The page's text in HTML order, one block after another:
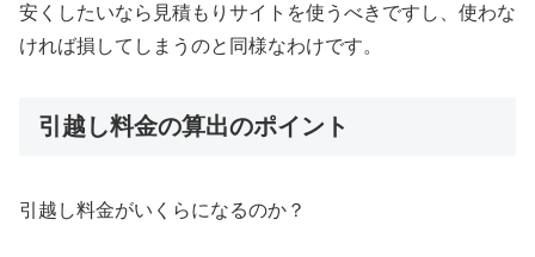
安くしたいなら見積もりサイトを使うべきですし、使わな
ければ損してしまうのと同様なわけです。
引越し料金の算出のポイント
引越し料金がいくらになるのか？